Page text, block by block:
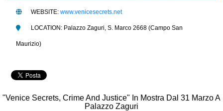
WEBSITE: www.venicesecrets.net
LOCATION: Palazzo Zaguri, S. Marco 2668 (Campo San
Maurizio)
"Venice Secrets, Crime And Justice" In Mostra Dal 31 Marzo A
Palazzo Zaguri